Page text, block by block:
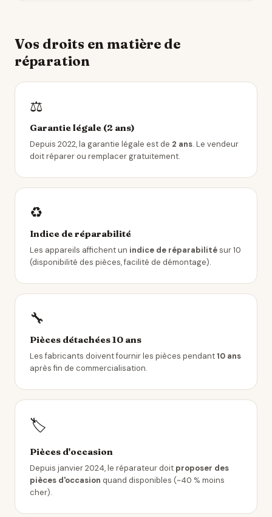
Vos droits en matière de
réparation
⚖️
Garantie légale (2 ans)
Depuis 2022, la garantie légale est de 2 ans. Le vendeur
doit réparer ou remplacer gratuitement.
♻️
Indice de réparabilité
Les appareils affichent un indice de réparabilitésur 10
(disponibilité des pièces, facilité de démontage).
🔧
Pièces détachées 10 ans
Les fabricants doivent fournir les pièces pendant10 ans
après fin de commercialisation.
🏷️
Pièces d'occasion
Depuis janvier 2024, le réparateur doit proposer des
pièces d'occasion quand disponibles (~40 % moins
cher).